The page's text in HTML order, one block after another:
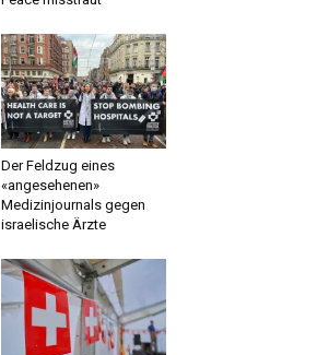
Der Feldzug eines
«angesehenen»
Medizinjournals gegen
israelische Ärzte